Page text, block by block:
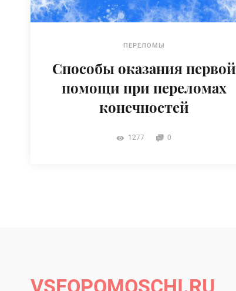
ПЕРЕЛОМЫ
Способы оказания первой
помощи при переломах
конечностей
1277 0
VSEOPOMOSCHI.RU